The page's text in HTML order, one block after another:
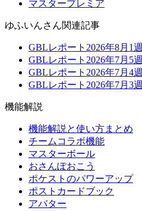
マスタープレミア
ゆふいんさん関連記事
GBLレポート2026年8月1週
GBLレポート2026年7月5週
GBLレポート2026年7月4週
GBLレポート2026年7月3週
機能解説
機能解説と使い方まとめ
チームコラボ機能
マスターボール
おさんぽおこう
ポケストのパワーアップ
ポストカードブック
アバター